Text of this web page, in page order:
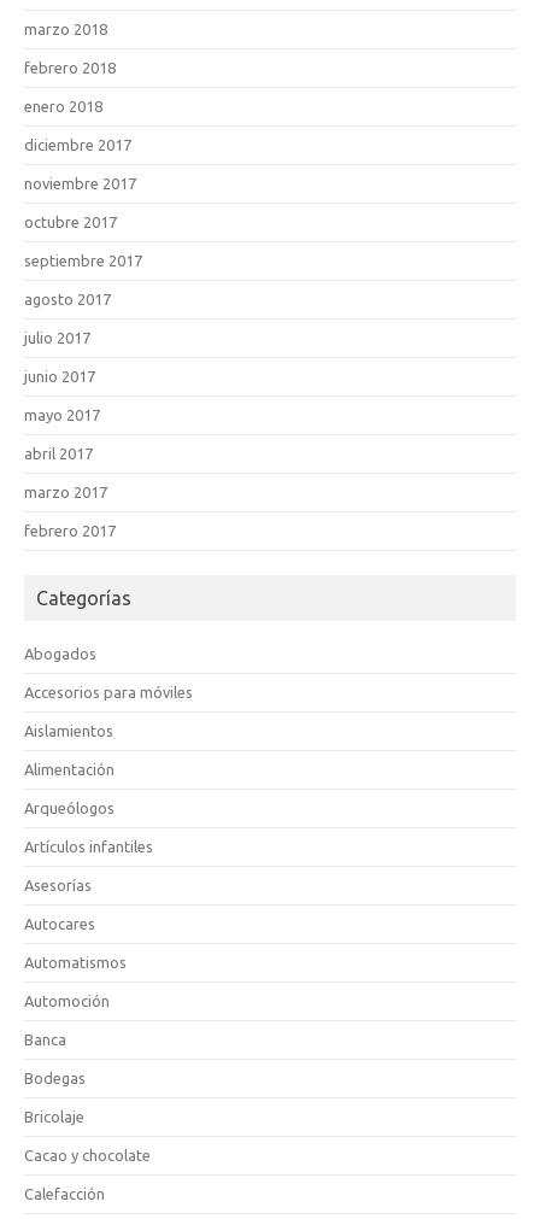
marzo 2018
febrero 2018
enero 2018
diciembre 2017
noviembre 2017
octubre 2017
septiembre 2017
agosto 2017
julio 2017
junio 2017
mayo 2017
abril 2017
marzo 2017
febrero 2017
Categorías
Abogados
Accesorios para móviles
Aislamientos
Alimentación
Arqueólogos
Artículos infantiles
Asesorías
Autocares
Automatismos
Automoción
Banca
Bodegas
Bricolaje
Cacao y chocolate
Calefacción